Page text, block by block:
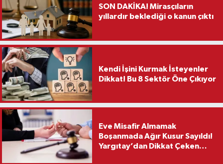
SON DAKİKA! Mirasçıların
yıllardır beklediği o kanun çıktı
Kendi İşini Kurmak İsteyenler
Dikkat! Bu 8 Sektör Öne Çıkıyor
Eve Misafir Almamak
Boşanmada Ağır Kusur Sayıldı!
Yargıtay’dan Dikkat Çeken